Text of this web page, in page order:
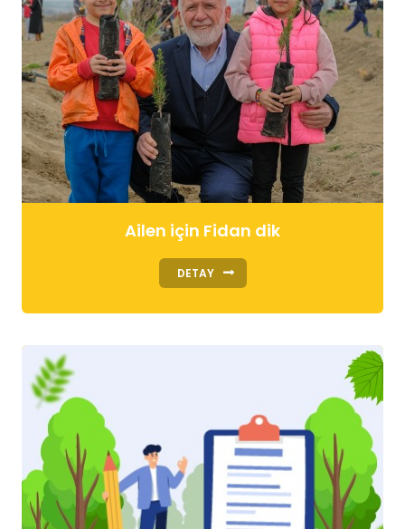
Ailen için Fidan dik
DETAY